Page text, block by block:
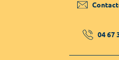
04 67